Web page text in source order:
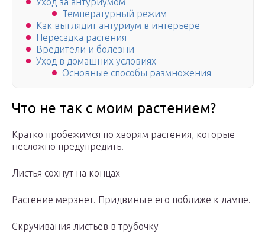
Температурный режим
Как выглядит антуриум в интерьере
Пересадка растения
Вредители и болезни
Уход в домашних условиях
Основные способы размножения
Что не так с моим растением?
Кратко пробежимся по хворям растения, которые
несложно предупредить.
Листья сохнут на концах
Растение мерзнет. Придвиньте его поближе к лампе.
Скручивания листьев в трубочку